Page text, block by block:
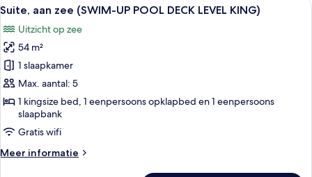
(SWIM-
KING)
foto's
voor
Suite,
aan
zee
(SWIM-
POOL
DECK
LEVEL
10
Suite, aan zee (SWIM-UP POOL DECK LEVEL KING)
Uitzicht op zee
54 m²
1 slaapkamer
Max. aantal: 5
1 kingsize bed, 1 eenpersoons opklapbed en 1 eenpersoons
slaapbank
Gratis wifi
Meer informatie
Meer